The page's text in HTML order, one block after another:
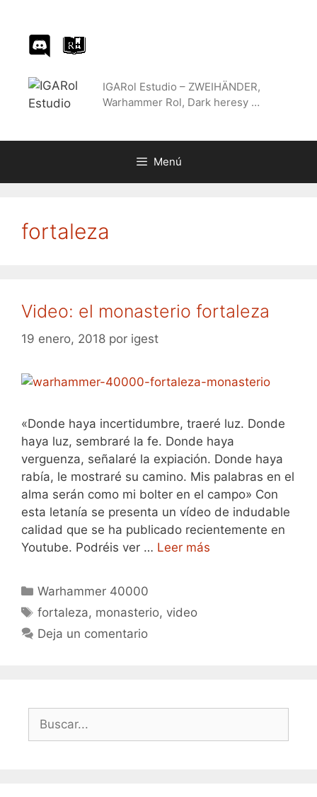
contenido
IGARol Estudio – ZWEIHÄNDER,
Warhammer Rol, Dark heresy …
Menú
fortaleza
Video: el monasterio fortaleza
19 enero, 2018 por igest
«Donde haya incertidumbre, traeré luz. Donde
haya luz, sembraré la fe. Donde haya
verguenza, señalaré la expiación. Donde haya
rabía, le mostraré su camino. Mis palabras en el
alma serán como mi bolter en el campo» Con
esta letanía se presenta un vídeo de indudable
calidad que se ha publicado recientemente en
Youtube. Podréis ver … Leer más
Categorías
Warhammer 40000
Etiquetas
fortaleza, monasterio, video
Deja un comentario